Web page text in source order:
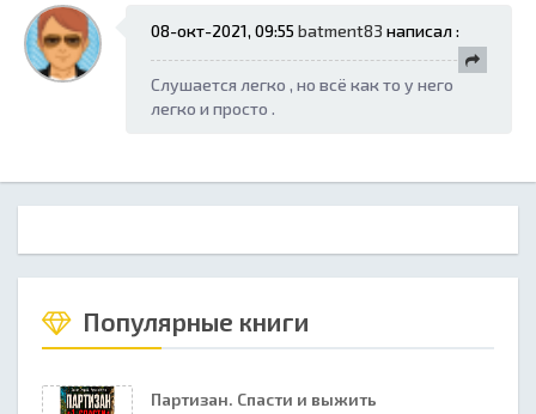
08-окт-2021, 09:55 batment83 написал :
Слушается легко , но всё как то у него
легко и просто .
Популярные книги
Партизан. Спасти и выжить